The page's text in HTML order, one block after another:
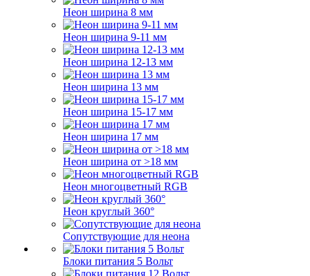
Неон ширина 8 мм
Неон ширина 9-11 мм
Неон ширина 12-13 мм
Неон ширина 13 мм
Неон ширина 15-17 мм
Неон ширина 17 мм
Неон ширина от >18 мм
Неон многоцветный RGB
Неон круглый 360°
Сопутствующие для неона
Блоки питания 5 Вольт